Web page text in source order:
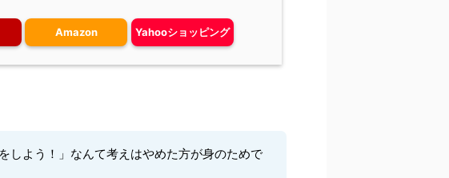
Amazon Yahooショッピング
しよう！」なんて考えはやめた方が身のためで